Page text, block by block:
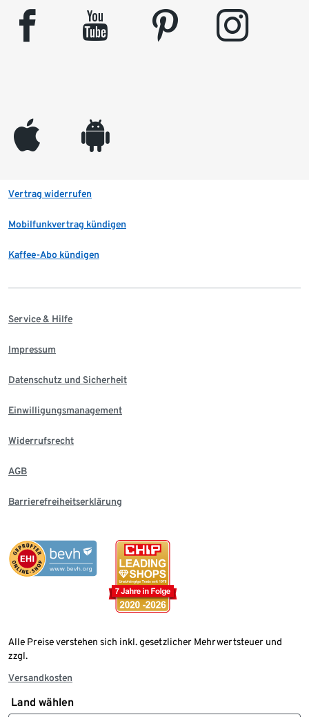
facebook youtube pinterest instagram
appleinc android
Vertrag widerrufen
Mobilfunkvertrag kündigen
Kaffee-Abo kündigen
Service & Hilfe
Impressum
Datenschutz und Sicherheit
Einwilligungsmanagement
Widerrufsrecht
AGB
Barrierefreiheitserklärung
Alle Preise verstehen sich inkl. gesetzlicher Mehrwertsteuer und
zzgl.
Versandkosten
Land wählen